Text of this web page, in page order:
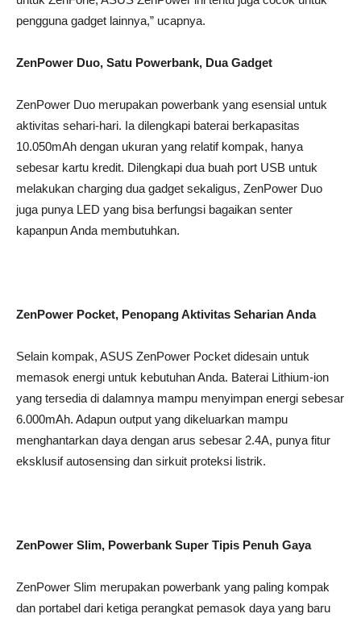
pengguna gadget lainnya,” ucapnya.
ZenPower Duo, Satu Powerbank, Dua Gadget
ZenPower Duo merupakan powerbank yang esensial untuk
aktivitas sehari-hari. Ia dilengkapi baterai berkapasitas
10.050mAh dengan ukuran yang relatif kompak, hanya
sebesar kartu kredit. Dilengkapi dua buah port USB untuk
melakukan charging dua gadget sekaligus, ZenPower Duo
juga punya LED yang bisa berfungsi bagaikan senter
kapanpun Anda membutuhkan.
ZenPower Pocket, Penopang Aktivitas Seharian Anda
Selain kompak, ASUS ZenPower Pocket didesain untuk
memasok energi untuk kebutuhan Anda. Baterai Lithium-ion
yang tersedia di dalamnya mampu menyimpan energi sebesar
6.000mAh. Adapun output yang dikeluarkan mampu
menghantarkan daya dengan arus sebesar 2.4A, punya fitur
eksklusif autosensing dan sirkuit proteksi listrik.
ZenPower Slim, Powerbank Super Tipis Penuh Gaya
ZenPower Slim merupakan powerbank yang paling kompak
dan portabel dari ketiga perangkat pemasok daya yang baru